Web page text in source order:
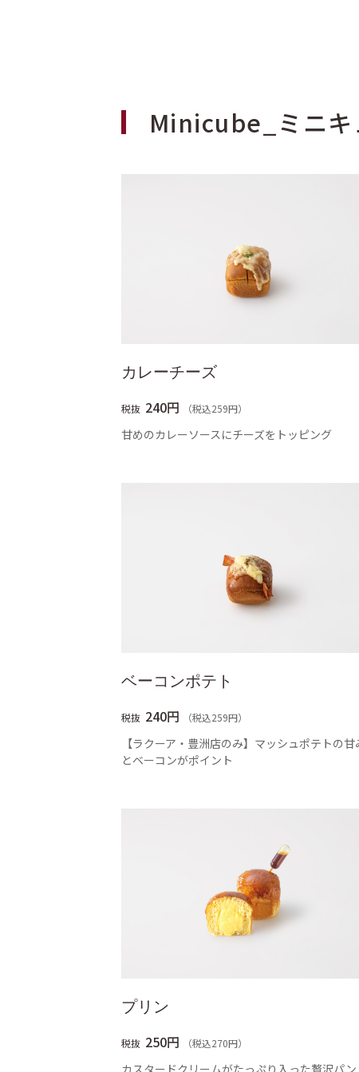
Minicube_ミニキ
カレーチーズ
税抜 240円 （税込259円）
甘めのカレーソースにチーズをトッピング
ベーコンポテト
税抜 240円 （税込259円）
【ラクーア・豊洲店のみ】マッシュポテトの甘
とベーコンがポイント
プリン
税抜 250円 （税込270円）
カスタードクリームがたっぷり入った贅沢パン